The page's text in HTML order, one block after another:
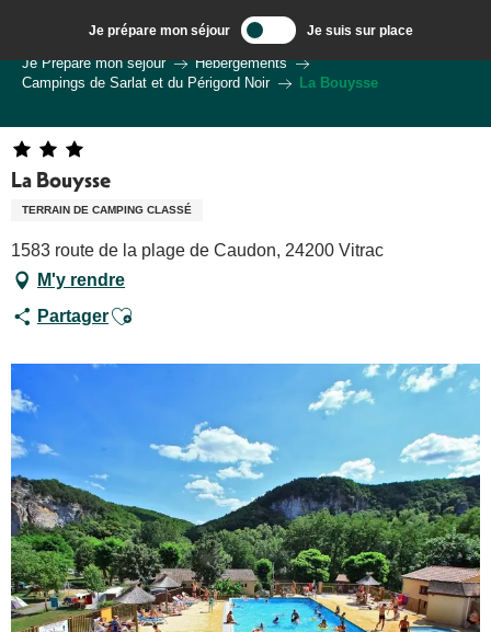
contenu
principal
Je prépare mon séjour Je suis sur place
Bienvenue à Sarlat, Capitale du Périgord Noir
Je Prépare mon séjour
Hébergements
Campings de Sarlat et du Périgord Noir
La Bouysse
La Bouysse
TERRAIN DE CAMPING CLASSÉ
1583 route de la plage de Caudon, 24200 Vitrac
M'y rendre
PartagerAjouter aux favoris